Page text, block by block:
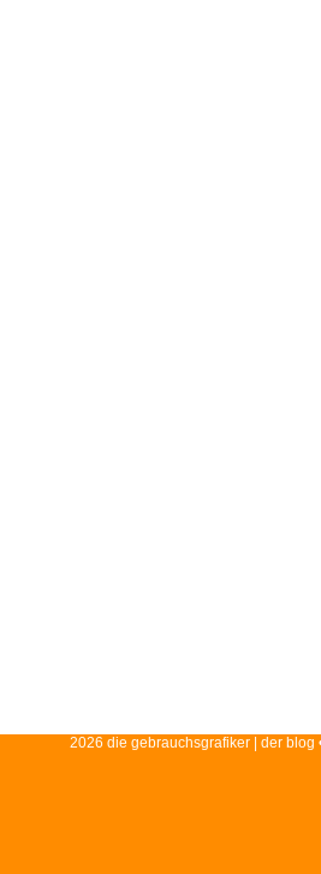
2026 die gebrauchsgrafiker | der blog